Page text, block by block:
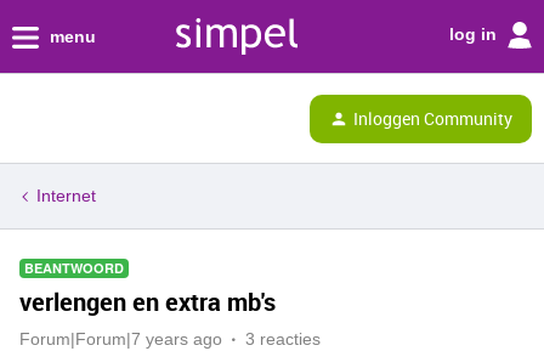
menu log in
Inloggen Community
Internet
BEANTWOORD
verlengen en extra mb's
Forum|Forum|7 years ago 3 reacties